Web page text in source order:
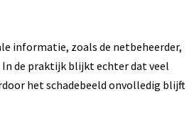
informatie, zoals de netbeheerder,
de praktijk blijkt echter dat veel
het schadebeeld onvolledig blijft